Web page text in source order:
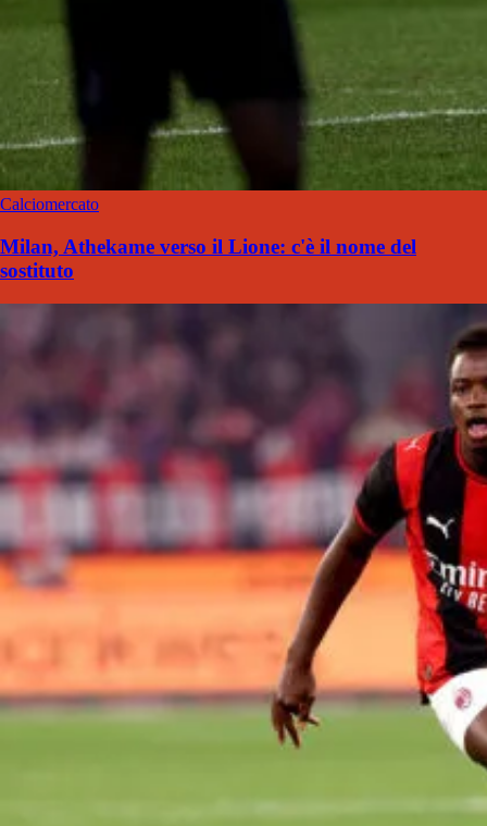
Calciomercato
Milan, Athekame verso il Lione: c'è il nome del
sostituto